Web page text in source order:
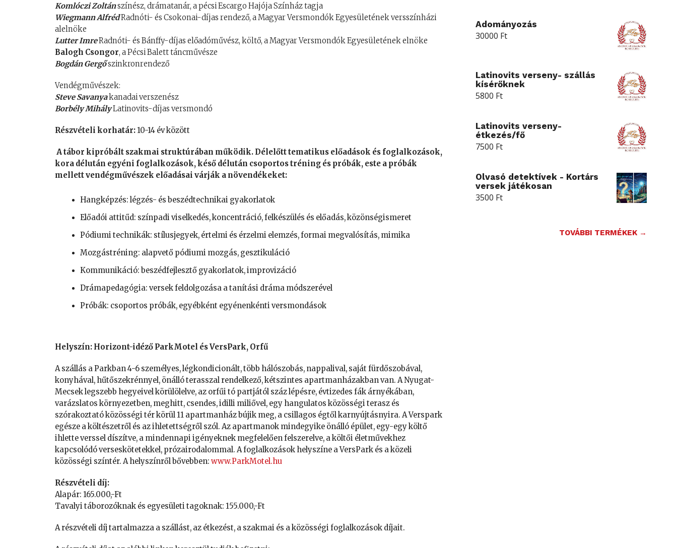
Komlóczi Zoltánszínész, drámatanár, a pécsi Escargo Hajója Színház tagja
Wiegmann AlfrédRadnóti- és Csokonai-díjas rendező, a Magyar Versmondók Egyesületének versszínházi
alelnöke
Lutter ImreRadnóti- és Bánffy-díjas előadóművész, költő, a Magyar Versmondók Egyesületének elnöke
Balogh Csongor, a Pécsi Balett táncművésze
Bogdán Gergőszinkronrendező
Vendégművészek:
Steve Savanyakanadai verszenész
Borbély MihályLatinovits-díjas versmondó
Részvételi korhatár:10-14 év között
A tábor kipróbált szakmai struktúrában működik. Délelőtt tematikus előadások és foglalkozások,
kora délután egyéni foglalkozások, késő délután csoportos tréning és próbák, este a próbák
mellett vendégművészek előadásai várják a növendékeket:
Hangképzés: légzés- és beszédtechnikai gyakorlatok
Előadói attitűd: színpadi viselkedés, koncentráció, felkészülés és előadás, közönségismeret
Pódiumi technikák: stílusjegyek, értelmi és érzelmi elemzés, formai megvalósítás, mimika
Mozgástréning: alapvető pódiumi mozgás, gesztikuláció
Kommunikáció: beszédfejlesztő gyakorlatok, improvizáció
Drámapedagógia: versek feldolgozása a tanítási dráma módszerével
Próbák: csoportos próbák, egyébként egyénenkénti versmondások
Helyszín: Horizont-idéző ParkMotel és VersPark, Orfű
A szállás a Parkban 4-6 személyes, légkondicionált, több hálószobás, nappalival, saját fürdőszobával,
konyhával, hűtőszekrénnyel, önálló terasszal rendelkező, kétszintes apartmanházakban van. A Nyugat-
Mecsek legszebb hegyeivel körülölelve, az orfűi tó partjától száz lépésre, évtizedes fák árnyékában,
varázslatos környezetben, meghitt, csendes, idilli miliővel, egy hangulatos közösségi terasz és
szórakoztató közösségi tér körül 11 apartmanház bújik meg, a csillagos égtől karnyújtásnyira. A Verspark
egésze a költészetről és az ihletettségről szól. Az apartmanok mindegyike önálló épület, egy-egy költő
ihlette verssel díszítve, a mindennapi igényeknek megfelelően felszerelve, a költői életművekhez
kapcsolódó verseskötetekkel, prózairodalommal. A foglalkozások helyszíne a VersPark és a közeli
közösségi színtér. A helyszínről bővebben:www.ParkMotel.hu
Részvételi díj:
Alapár: 165.000,-Ft
Tavalyi táborozóknak és egyesületi tagoknak: 155.000,-Ft
A részvételi díj tartalmazza a szállást, az étkezést, a szakmai és a közösségi foglalkozások díjait.
Adományozás
30000 Ft
Latinovits verseny- szállás
kísérőknek
5800 Ft
Latinovits verseny-
étkezés/fő
7500 Ft
Olvasó detektívek - Kortárs
versek játékosan
3500 Ft
TOVÁBBI TERMÉKEK →